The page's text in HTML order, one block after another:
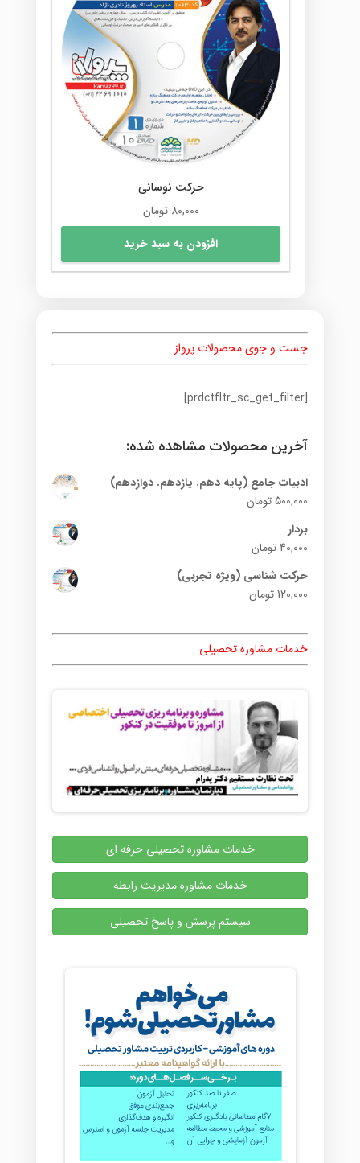
حرکت نوسانی
80,000 تومان
افزودن به سبد خرید
جست و جوی محصولات پرواز
[prdctfltr_sc_get_filter]
آخرین محصولات مشاهده شده:
ادبیات جامع (پایه دهم. یازدهم. دوازدهم)
500,000تومان
بردار
40,000تومان
حرکت شناسی (ویژه تجربی)
120,000تومان
خدمات مشاوره تحصیلی
خدمات مشاوره تحصیلی حرفه ای
خدمات مشاوره مدیریت رابطه
سیستم پرسش و پاسخ تحصیلی